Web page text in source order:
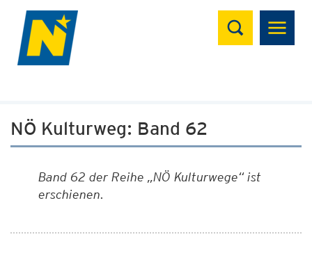
Suchen
NÖ Kulturweg: Band 62
Band 62 der Reihe „NÖ Kulturwege“ ist
erschienen.